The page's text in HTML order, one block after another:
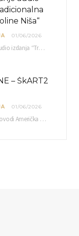
Niša“
01/06/2026
Predstavljanje audio izdanja “Tradicionalna muzika okoline Niša” organizuje se u okviru projekta O-10-17 Muzičko nasleđe jugoistočne…
– ŠkART2
01/06/2026
Projekat koji sprovodi Američka privredna komora uz podrŝku kompanije Philip Morris International, sa ciljem povezivanja…